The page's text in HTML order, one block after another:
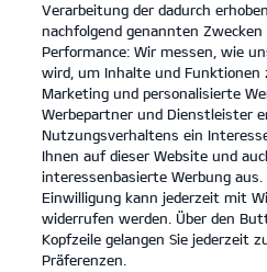
... ENTDECKEN
22308
Verarbeitung der dadurch
nachfolgend genannten
Performance: Wir messen, wie
wird, um Inhalte und Funktionen
Marketing und personalisierte
Werbepartner und Dienstleister
Nutzungsverhaltens ein
Ihnen auf dieser Website und
interessenbasierte Werbung
Einwilligung kann jederzeit mit
widerrufen werden. Über den
Kopfzeile gelangen Sie jederzeit
Präferenzen.